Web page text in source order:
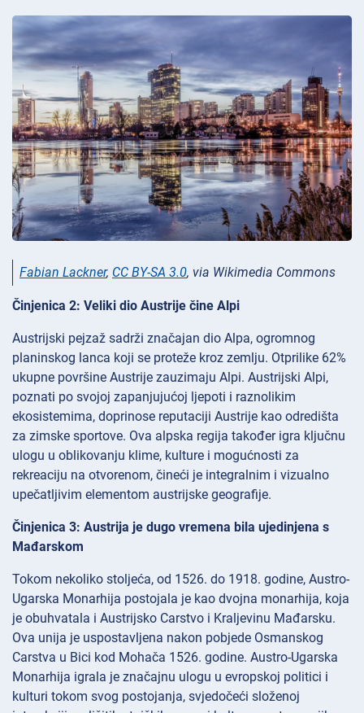
Fabian Lackner, CC BY-SA 3.0, via Wikimedia Commons
Činjenica 2: Veliki dio Austrije čine Alpi
Austrijski pejzaž sadrži značajan dio Alpa, ogromnog
planinskog lanca koji se proteže kroz zemlju. Otprilike 62%
ukupne površine Austrije zauzimaju Alpi. Austrijski Alpi,
poznati po svojoj zapanjujućoj ljepoti i raznolikim
ekosistemima, doprinose reputaciji Austrije kao odredišta
za zimske sportove. Ova alpska regija također igra ključnu
ulogu u oblikovanju klime, kulture i mogućnosti za
rekreaciju na otvorenom, čineći je integralnim i vizualno
upečatljivim elementom austrijske geografije.
Činjenica 3: Austrija je dugo vremena bila ujedinjena s
Mađarskom
Tokom nekoliko stoljeća, od 1526. do 1918. godine, Austro-
Ugarska Monarhija postojala je kao dvojna monarhija, koja
je obuhvatala i Austrijsko Carstvo i Kraljevinu Mađarsku.
Ova unija je uspostavljena nakon pobjede Osmanskog
Carstva u Bici kod Mohača 1526. godine. Austro-Ugarska
Monarhija igrala je značajnu ulogu u evropskoj politici i
kulturi tokom svog postojanja, svjedočeći složenoj